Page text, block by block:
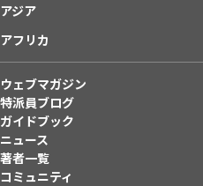
アジア
アフリカ
ウェブマガジン
特派員ブログ
ガイドブック
ニュース
著者一覧
コミュニティ